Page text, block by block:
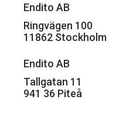
Endito AB
Ringvägen 100
11862 Stockholm
Endito AB
Tallgatan 11
941 36 Piteå